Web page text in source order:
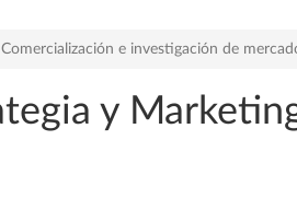
Comercialización e investigación de
y